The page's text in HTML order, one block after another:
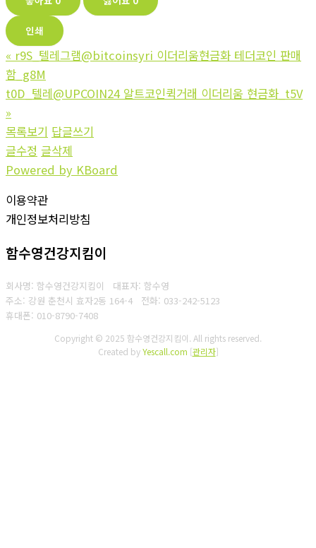
인쇄
« r9S_텔레그램@bitcoinsyri 이더리움현금화 테더코인 판매
함_g8M
t0D_텔레@UPCOIN24 알트코인퀵거래 이더리움 현금화_t5V
»
목록보기 답글쓰기
글수정 글삭제
Powered by KBoard
이용약관
개인정보처리방침
함수영건강지킴이
회사명: 함수영건강지킴이 대표자: 함수영
주소: 강원 춘천시 효자2동 164-4 전화: 033-242-5123
휴대폰: 010-8790-7408
Copyright © 2025 함수영건강지킴이. All rights reserved.
Created byYescall.com [관리자]